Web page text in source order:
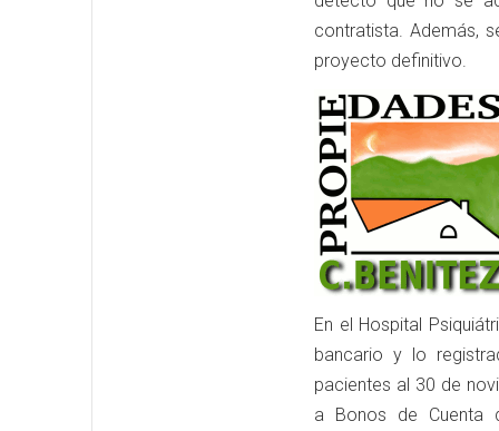
contratista. Además,
proyecto definitivo.
En el Hospital
bancario y lo
pacientes al 30 de
a Bonos de Cuenta